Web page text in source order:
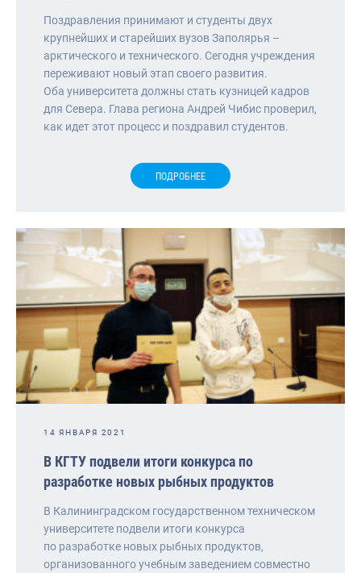
Поздравления принимают и студенты двух
крупнейших и старейших вузов Заполярья –
арктического и технического. Сегодня учреждения
переживают новый этап своего развития.
Оба университета должны стать кузницей кадров
для Севера. Глава региона Андрей Чибис проверил,
как идет этот процесс и поздравил студентов.
ПОДРОБНЕЕ
14 ЯНВАРЯ 2021
В КГТУ подвели итоги конкурса по
разработке новых рыбных продуктов
В Калининградском государственном техническом
университете подвели итоги конкурса
по разработке новых рыбных продуктов,
организованного учебным заведением совместно